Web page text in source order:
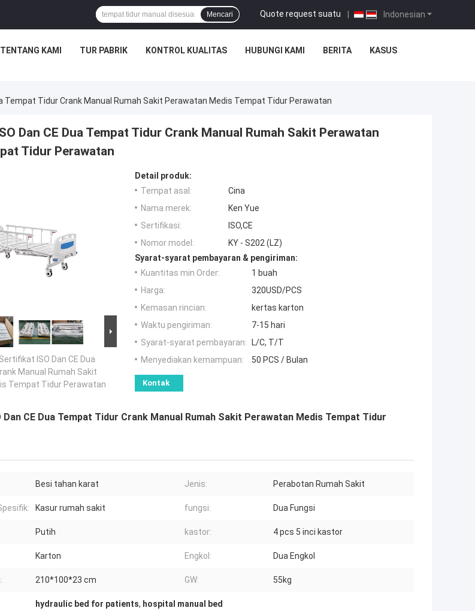
Indonesian
Quote request suatu |
Mencari
TENTANG KAMI TUR PABRIK KONTROL KUALITAS HUBUNGI KAMI BERITA KASUS
Tempat Tidur Crank Manual Rumah Sakit Perawatan Medis Tempat Tidur Perawatan
Dan CE Dua Tempat Tidur Crank Manual Rumah Sakit Perawatan
Tidur Perawatan
Sertifikat ISO Dan CE Dua
Manual Rumah Sakit
Tempat Tidur Perawatan
Detail produk:
Tempat asal:
Cina
Nama merek:
Ken Yue
Sertifikasi:
ISO,CE
Nomor model:
KY - S202 (LZ)
Syarat-syarat pembayaran & pengiriman:
Kuantitas min Order:
1 buah
Harga:
320USD/PCS
Kemasan rincian:
kertas karton
Waktu pengiriman:
7-15 hari
Syarat-syarat pembayaran:
L/C, T/T
Menyediakan kemampuan:
50 PCS / Bulan
Kontak
CE Dua Tempat Tidur Crank Manual Rumah Sakit Perawatan Medis Tempat Tidur
Besi tahan karat Jenis: Perabotan Rumah Sakit
Kasur rumah sakit fungsi: Dua Fungsi
Putih kastor: 4 pcs 5 inci kastor
Karton Engkol: Dua Engkol
210*100*23 cm GW: 55kg
hydraulic bed for patients, hospital manual bed